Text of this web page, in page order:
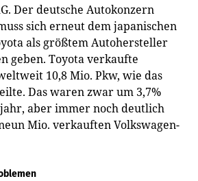
Der deutsche Autokonzern
sich erneut dem japanischen
als größtem Autohersteller
geben. Toyota verkaufte
10,8 Mio. Pkw, wie das
Das waren zwar um 3,7%
aber immer noch deutlich
Mio. verkauften Volkswagen-